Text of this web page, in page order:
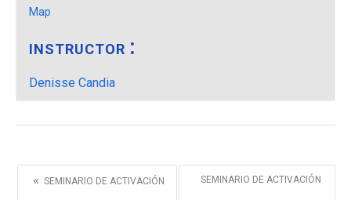
Map
INSTRUCTOR
Denisse Candia
« SEMINARIO DE ACTIVACIÓN SEMINARIO DE ACTIVACIÓN